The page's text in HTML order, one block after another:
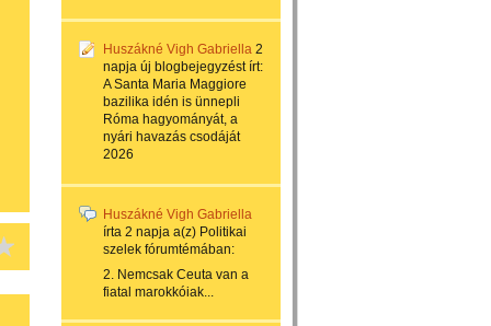
Huszákné Vigh Gabriella 2
napja új blogbejegyzést írt:
A Santa Maria Maggiore
bazilika idén is ünnepli
Róma hagyományát, a
nyári havazás csodáját
2026
Huszákné Vigh Gabriella
írta 2 napja a(z) Politikai
szelek fórumtémában:
2. Nemcsak Ceuta van a
fiatal marokkóiak...